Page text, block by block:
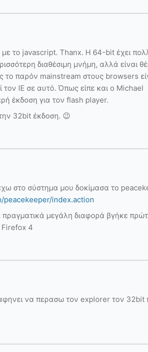
με το javascript. Thanx. Η 64-bit έχει
διαθέσιμη μνήμη, αλλά είναι
το παρόν mainstream στους browsers
τον IE σε αυτό. Όπως είπε και ο Michael
έκδοση για τον flash player.
32bit έκδοση. 😉
στο σύστημα μου δοκίμασα το
index.action
μεγάλη διαφορά βγήκε
Firefox 4
να περασω τον explorer τον 32bit